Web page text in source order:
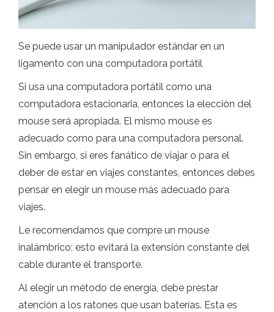
Se puede usar un manipulador estándar en un
ligamento con una computadora portátil
Si usa una computadora portátil como una
computadora estacionaria, entonces la elección del
mouse será apropiada. El mismo mouse es
adecuado como para una computadora personal.
Sin embargo, si eres fanático de viajar o para el
deber de estar en viajes constantes, entonces debes
pensar en elegir un mouse más adecuado para
viajes.
Le recomendamos que compre un mouse
inalámbrico; esto evitará la extensión constante del
cable durante el transporte.
Al elegir un método de energía, debe prestar
atención a los ratones que usan baterías. Esta es